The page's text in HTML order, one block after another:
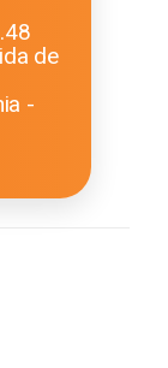
de
-